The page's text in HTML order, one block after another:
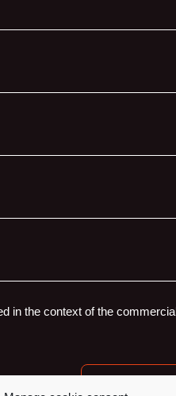
in the context of the commercial